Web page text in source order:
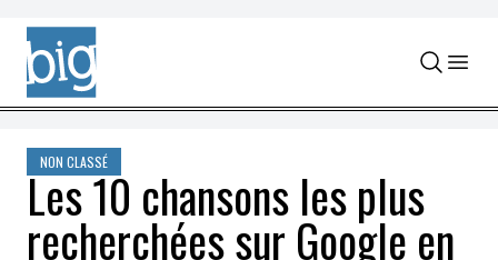
Skip to content
NON CLASSÉ
Les 10 chansons les plus
recherchées sur Google en